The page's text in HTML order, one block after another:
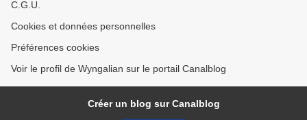
C.G.U.
Cookies et données personnelles
Préférences cookies
Voir le profil de Wyngalian sur le portail Canalblog
Créer un blog sur Canalblog